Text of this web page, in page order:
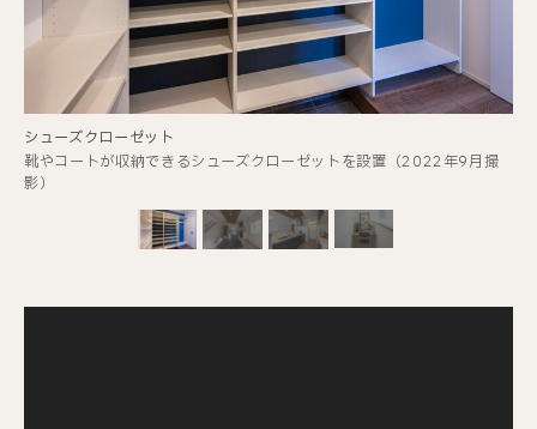
デスクカウンター
テレワークができるデスクカウンター（2022年9月撮影）
シューズクローゼット
靴やコートが収納できるシューズクローゼットを設置（2022年9月撮
影）